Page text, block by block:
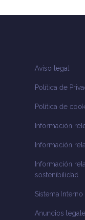
Aviso legal
Política de
Política de
Información
Información
Información
sostenibilidad
Sistema
Anuncios